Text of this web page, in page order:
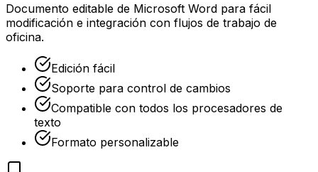
Documento editable de Microsoft Word para fácil
modificación e integración con flujos de trabajo de
oficina.
Edición fácil
Soporte para control de cambios
Compatible con todos los procesadores de
texto
Formato personalizable